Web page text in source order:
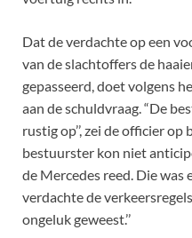
Dat de verdachte op een
van de slachtoffers de
gepasseerd, doet volgens
aan de schuldvraag. “De
rustig op’’, zei de officier
bestuurster kon niet
de Mercedes reed. Die was
verdachte de
ongeluk geweest.’’